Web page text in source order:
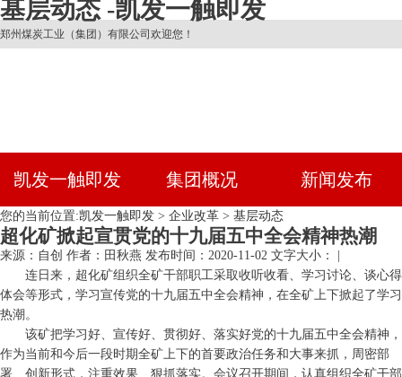
基层动态 -凯发一触即发
郑州煤炭工业（集团）有限公司欢迎您！
凯发一触即发 集团概况 新闻发布
您的当前位置:凯发一触即发 > 企业改革 > 基层动态
超化矿掀起宣贯党的十九届五中全会精神热潮
来源：自创 作者：田秋燕 发布时间：2020-11-02 文字大小： |
连日来，超化矿组织全矿干部职工采取收听收看、学习讨论、谈心得
体会等形式，学习宣传党的十九届五中全会精神，在全矿上下掀起了学习
热潮。
该矿把学习好、宣传好、贯彻好、落实好党的十九届五中全会精神，
作为当前和今后一段时期全矿上下的首要政治任务和大事来抓，周密部
署、创新形式，注重效果、狠抓落实。会议召开期间，认真组织全矿干部